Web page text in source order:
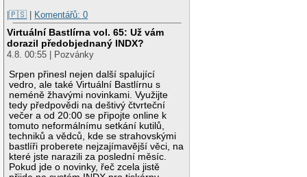
|🇵🇸 | Komentářů: 0
Virtuální Bastlírna vol. 65: Už vám
dorazil předobjednaný INDX?
4.8. 00:55 | Pozvánky
Srpen přinesl nejen další spalující
vedro, ale také Virtuální Bastlírnu s
neméně žhavými novinkami. Využijte
tedy předpovědi na deštivý čtvrteční
večer a od 20:00 se připojte online k
tomuto neformálnímu setkání kutilů,
techniků a vědců, kde se strahovskými
bastlíři proberete nejzajímavější věci, na
které jste narazili za poslední měsíc.
Pokud jde o novinky, řeč zcela jistě